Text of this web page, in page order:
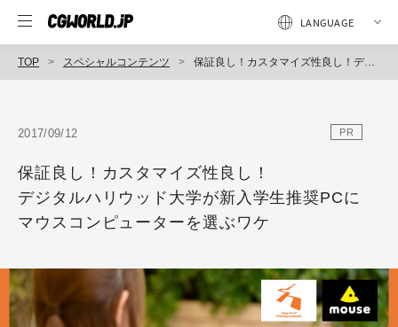
TOP スペシャルコンテンツ 保証良し！カスタマイズ性良し！デジタルハリウッド大学が新入学生推奨PCにマウスコンピューターを選ぶワケ
2017/09/12 PR
保証良し！カスタマイズ性良し！
デジタルハリウッド大学が新入学生推奨PCに
マウスコンピューターを選ぶワケ